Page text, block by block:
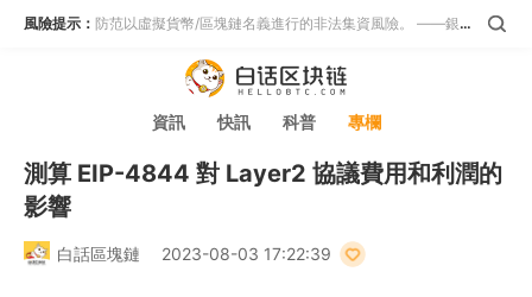
風險提示： 防范以虛擬貨幣/區塊鏈名義進行的非法集資風險。 ——銀保監會等五部門
資訊 快訊 科普 專欄
測算 EIP-4844 對 Layer2 協議費用和利潤的
影響
白話區塊鏈 2023-08-03 17:22:39